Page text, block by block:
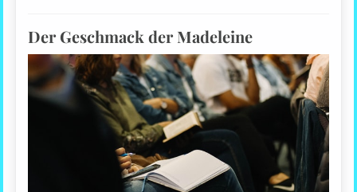
Der Geschmack der Madeleine